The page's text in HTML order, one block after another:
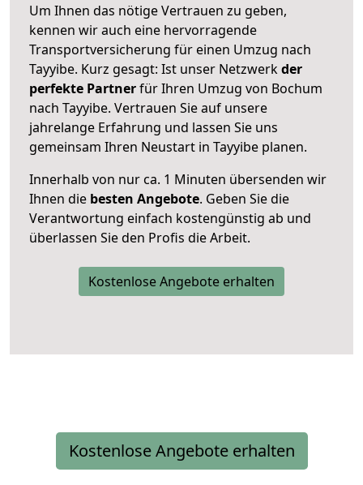
Um Ihnen das nötige Vertrauen zu geben,
kennen wir auch eine hervorragende
Transportversicherung für einen Umzug nach
Tayyibe. Kurz gesagt: Ist unser Netzwerkder
perfekte Partnerfür Ihren Umzug von Bochum
nach Tayyibe. Vertrauen Sie auf unsere
jahrelange Erfahrung und lassen Sie uns
gemeinsam Ihren Neustart in Tayyibe planen.
Innerhalb von nur ca. 1 Minuten übersenden wir
Ihnen die besten Angebote. Geben Sie die
Verantwortung einfach kostengünstig ab und
überlassen Sie den Profis die Arbeit.
Kostenlose Angebote erhalten
Kostenlose Angebote erhalten